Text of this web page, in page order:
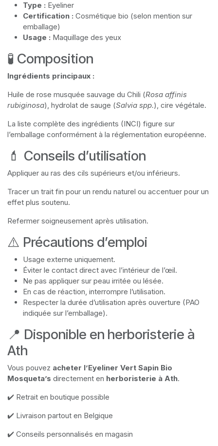
Type : Eyeliner
Certification : Cosmétique bio (selon mention sur
emballage)
Usage : Maquillage des yeux
🧪 Composition
Ingrédients principaux :
Huile de rose musquée sauvage du Chili (Rosa affinis
rubiginosa), hydrolat de sauge (Salvia spp.), cire végétale.
La liste complète des ingrédients (INCI) figure sur
l’emballage conformément à la réglementation européenne.
💄 Conseils d’utilisation
Appliquer au ras des cils supérieurs et/ou inférieurs.
Tracer un trait fin pour un rendu naturel ou accentuer pour un
effet plus soutenu.
Refermer soigneusement après utilisation.
⚠️ Précautions d’emploi
Usage externe uniquement.
Éviter le contact direct avec l’intérieur de l’œil.
Ne pas appliquer sur peau irritée ou lésée.
En cas de réaction, interrompre l’utilisation.
Respecter la durée d’utilisation après ouverture (PAO
indiquée sur l’emballage).
📍 Disponible en herboristerie à
Ath
Vous pouvez acheter l’Eyeliner Vert Sapin Bio
Mosqueta’s directement en herboristerie à Ath.
✔️ Retrait en boutique possible
✔️ Livraison partout en Belgique
✔️ Conseils personnalisés en magasin